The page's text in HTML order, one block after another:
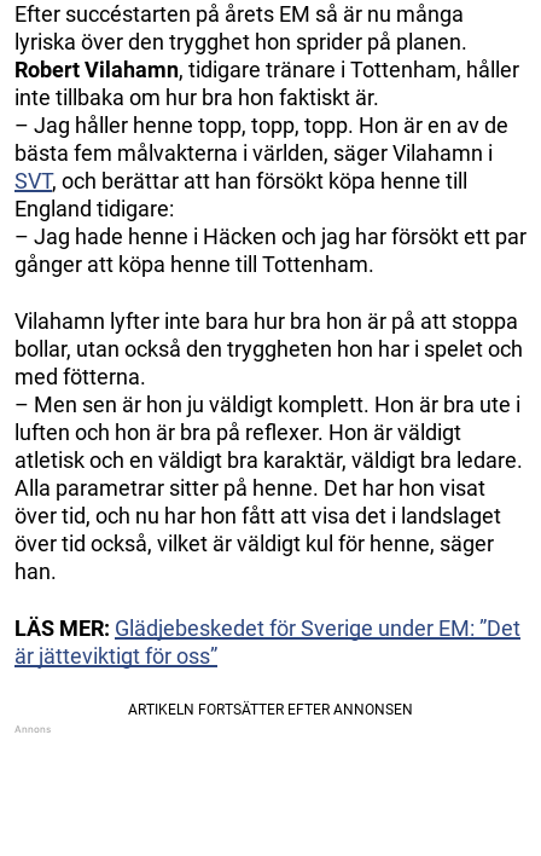
Efter succéstarten på årets EM så är nu många
lyriska över den trygghet hon sprider på planen.
Robert Vilahamn, tidigare tränare i Tottenham, håller
inte tillbaka om hur bra hon faktiskt är.
– Jag håller henne topp, topp, topp. Hon är en av de
bästa fem målvakterna i världen, säger Vilahamn i
SVT, och berättar att han försökt köpa henne till
England tidigare:
– Jag hade henne i Häcken och jag har försökt ett par
gånger att köpa henne till Tottenham.
Vilahamn lyfter inte bara hur bra hon är på att stoppa
bollar, utan också den tryggheten hon har i spelet och
med fötterna.
– Men sen är hon ju väldigt komplett. Hon är bra ute i
luften och hon är bra på reflexer. Hon är väldigt
atletisk och en väldigt bra karaktär, väldigt bra ledare.
Alla parametrar sitter på henne. Det har hon visat
över tid, och nu har hon fått att visa det i landslaget
över tid också, vilket är väldigt kul för henne, säger
han.
LÄS MER: Glädjebeskedet för Sverige under EM: ”Det
är jätteviktigt för oss”